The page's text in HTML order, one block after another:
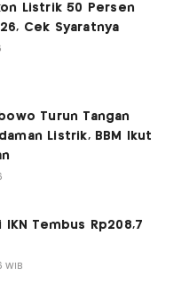
Listrik 50 Persen
Cek Syaratnya
Turun Tangan
Listrik, BBM Ikut
IKN Tembus Rp208,7
WIB